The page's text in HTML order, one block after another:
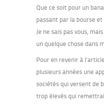
Que ce soit pour un
passant par la bourse et
Je ne sais pas vous,
un quelque chose dans
Pour en revenir à
plusieurs années une
sociétés qui versent de
trop élevés qui